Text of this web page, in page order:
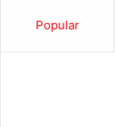
Popular